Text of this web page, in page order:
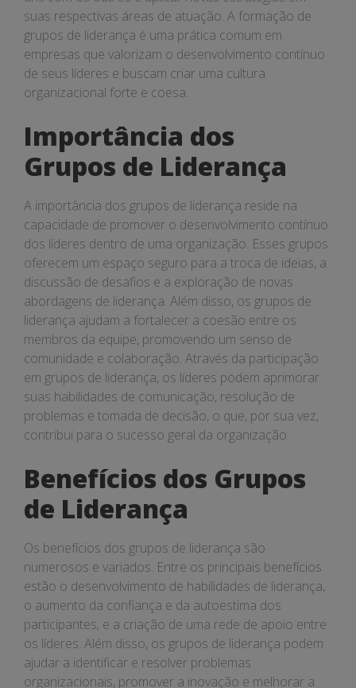
suas respectivas áreas de atuação. A formação de
grupos de liderança é uma prática comum em
empresas que valorizam o desenvolvimento contínuo
de seus líderes e buscam criar uma cultura
organizacional forte e coesa.
Importância dos
Grupos de Liderança
A importância dos grupos de liderança reside na
capacidade de promover o desenvolvimento contínuo
dos líderes dentro de uma organização. Esses grupos
oferecem um espaço seguro para a troca de ideias, a
discussão de desafios e a exploração de novas
abordagens de liderança. Além disso, os grupos de
liderança ajudam a fortalecer a coesão entre os
membros da equipe, promovendo um senso de
comunidade e colaboração. Através da participação
em grupos de liderança, os líderes podem aprimorar
suas habilidades de comunicação, resolução de
problemas e tomada de decisão, o que, por sua vez,
contribui para o sucesso geral da organização.
Benefícios dos Grupos
de Liderança
Os benefícios dos grupos de liderança são
numerosos e variados. Entre os principais benefícios
estão o desenvolvimento de habilidades de liderança,
o aumento da confiança e da autoestima dos
participantes, e a criação de uma rede de apoio entre
os líderes. Além disso, os grupos de liderança podem
ajudar a identificar e resolver problemas
organizacionais, promover a inovação e melhorar a